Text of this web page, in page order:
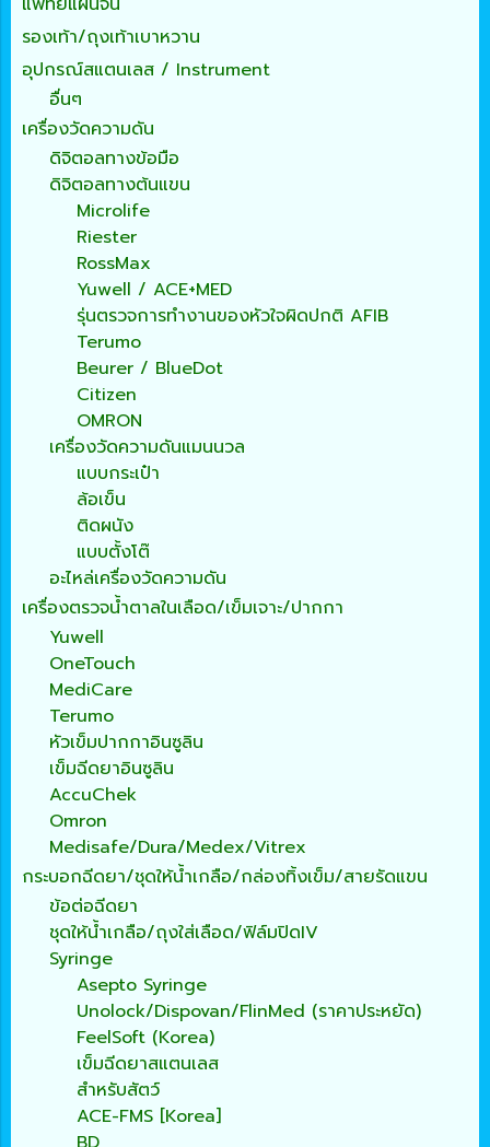
รองเท้า/ถุงเท้าเบาหวาน
อุปกรณ์สแตนเลส / Instrument
อื่นๆ
เครื่องวัดความดัน
ดิจิตอลทางข้อมือ
ดิจิตอลทางต้นแขน
Microlife
Riester
RossMax
Yuwell / ACE+MED
รุ่นตรวจการทำงานของหัวใจผิดปกติ AFIB
Terumo
Beurer / BlueDot
Citizen
OMRON
เครื่องวัดความดันแมนนวล
แบบกระเป๋า
ล้อเข็น
ติดผนัง
แบบตั้งโต๊
อะไหล่เครื่องวัดความดัน
เครื่องตรวจน้ำตาลในเลือด/เข็มเจาะ/ปากกา
Yuwell
OneTouch
MediCare
Terumo
หัวเข็มปากกาอินซูลิน
เข็มฉีดยาอินซูลิน
AccuChek
Omron
Medisafe/Dura/Medex/Vitrex
กระบอกฉีดยา/ชุดให้น้ำเกลือ/กล่องทิ้งเข็ม/สายรัดแขน
ข้อต่อฉีดยา
ชุดให้น้ำเกลือ/ถุงใส่เลือด/ฟิล์มปิดIV
Syringe
Asepto Syringe
Unolock/Dispovan/FlinMed (ราคาประหยัด)
FeelSoft (Korea)
เข็มฉีดยาสแตนเลส
สำหรับสัตว์
ACE-FMS [Korea]